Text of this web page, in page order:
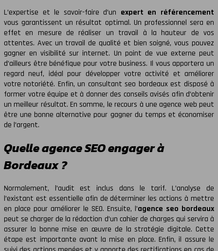
L’expertise et le savoir-faire d’un expert en référencement
vous garantissent un résultat optimal. Un professionnel sera en
effet en mesure de réaliser un travail à la hauteur de vos
attentes. Avec un travail de qualité et bien soigné, vous pouvez
gagner en visibilité sur internet. Un point de vue externe peut
d’ailleurs être bénéfique pour votre business. Il vous apportera un
regard neuf, idéal pour développer votre activité et améliorer
votre notoriété. Enfin, un consultant seo bordeaux est disposé à
former votre équipe et à donner des conseils avisés afin d’obtenir
un meilleur résultat. En somme, le recours à une agence web peut
être une bonne alternative pour gagner du temps et économiser
de l’argent.
Quelle agence SEO engager à
Bordeaux ?
Normalement, l’audit est inclus dans le tarif. L’analyse de
l’existant est essentielle afin de déterminer les actions à mettre
en place pour améliorer le SEO. Ensuite, l’agence seo bordeaux
peut se charger de la rédaction d’un cahier de charges qui servira à
assurer la bonne mise en œuvre de la stratégie digitale. Cette
étape est importante avant la mise en place. Enfin, il assure le